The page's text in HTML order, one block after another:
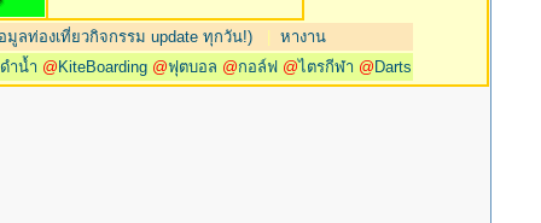
มูลท่องเที่ยวกิจกรรม update ทุกวัน!) |หางาน
ดำน้ำ @ KiteBoarding @ฟุตบอล @กอล์ฟ @ไตรกีฬา @ Darts